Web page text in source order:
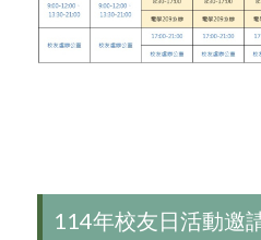
114年校友日活動邀